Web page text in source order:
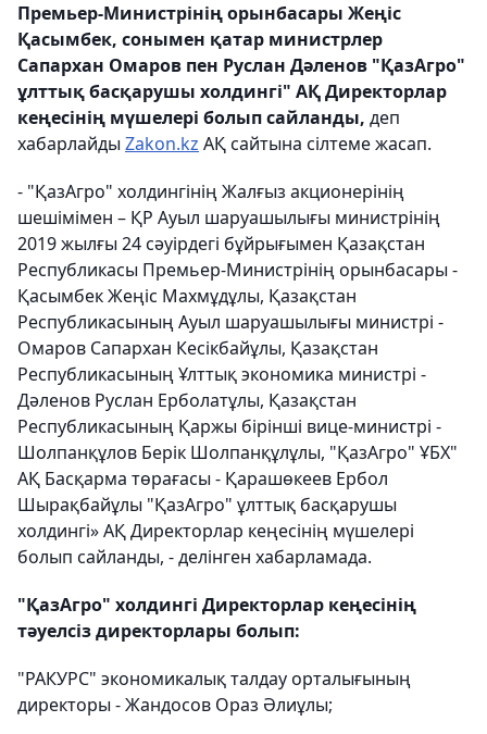
Премьер-Министрінің орынбасары Жеңіс
Қасымбек, сонымен қатар министрлер
Сапархан Омаров пен Руслан Дәленов "ҚазАгро"
ұлттық басқарушы холдингі" АҚ Директорлар
кеңесінің мүшелері болып сайланды, деп
хабарлайды Zakon.kz АҚ сайтына сілтеме жасап.
- "ҚазАгро" холдингінің Жалғыз акционерінің
шешімімен – ҚР Ауыл шаруашылығы министрінің
2019 жылғы 24 сәуірдегі бұйрығымен Қазақстан
Республикасы Премьер-Министрінің орынбасары -
Қасымбек Жеңіс Махмұдұлы, Қазақстан
Республикасының Ауыл шаруашылығы министрі -
Омаров Сапархан Кесікбайұлы, Қазақстан
Республикасының Ұлттық экономика министрі -
Дәленов Руслан Ерболатұлы, Қазақстан
Республикасының Қаржы бірінші вице-министрі -
Шолпанқұлов Берік Шолпанқұлұлы, "ҚазАгро" ҰБХ"
АҚ Басқарма төрағасы - Қарашөкеев Ербол
Шырақбайұлы "ҚазАгро" ұлттық басқарушы
холдингі» АҚ Директорлар кеңесінің мүшелері
болып сайланды, - делінген хабарламада.
"ҚазАгро" холдингі Директорлар кеңесінің
тәуелсіз директорлары болып:
"РАКУРС" экономикалық талдау орталығының
директоры - Жандосов Ораз Әлиұлы;